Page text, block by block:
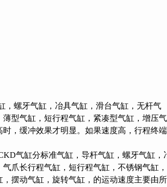
螺牙气缸，冶具气缸，滑台气缸，无杆气
薄型气缸，短行程气缸，紧凑型气缸，增压气
，缓冲效果才明显。如果速度高，行程终端
分标准气缸，导杆气缸，螺牙气缸，
，气爪长行程气缸，短行程气缸，不锈钢气缸，
，摆动气缸，旋转气缸，的运动速度主要由所